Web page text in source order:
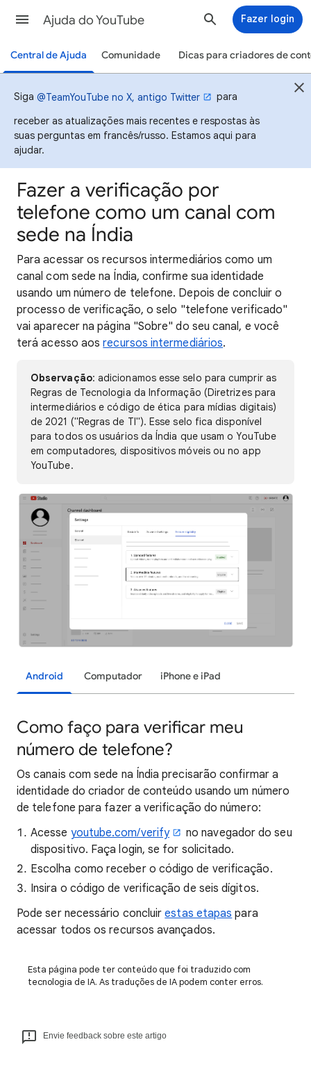
Ajuda do YouTube Fazer login
Central de Ajuda Comunidade Dicas para criadores de
Siga @TeamYouTube no X, antigo Twitter
para
receber as atualizações mais recentes e respostas às
suas perguntas em francês/russo. Estamos aqui para
ajudar.
Fazer a verificação por
telefone como um canal com
sede na Índia
Para acessar os recursos intermediários como um
canal com sede na Índia, confirme sua identidade
usando um número de telefone. Depois de concluir o
processo de verificação, o selo "telefone verificado"
vai aparecer na página "Sobre" do seu canal, e você
terá acesso aosrecursos intermediários.
Observação: adicionamos esse selo para cumprir as
Regras de Tecnologia da Informação (Diretrizes para
intermediários e código de ética para mídias digitais)
de 2021 ("Regras de TI"). Esse selo fica disponível
para todos os usuários da Índia que usam o YouTube
em computadores, dispositivos móveis ou no app
YouTube.
Android Computador iPhone e iPad
Como faço para verificar meu
número de telefone?
Os canais com sede na Índia precisarão confirmar a
identidade do criador de conteúdo usando um número
de telefone para fazer a verificação do número:
Acesse youtube.com/verify
no navegador do seu
dispositivo. Faça login, se for solicitado.
Escolha como receber o código de verificação.
Insira o código de verificação de seis dígitos.
Pode ser necessário concluirestas etapas para
acessar todos os recursos avançados.
Esta página pode ter conteúdo que foi traduzido com
tecnologia de IA. As traduções de IA podem conter erros.
Envie feedback sobre este artigo